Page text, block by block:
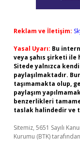
Reklam ve İletişim:
Yasal Uyarı: Bu
veya şahıs şirketi ile
Sitede yalnızca
paylaşılmaktadır.
taşımamakta olup,
paylaşım
benzerlikleri
taslak halindedir ve
Sitemiz, 5651 Sayılı
Kurumu (BTK)